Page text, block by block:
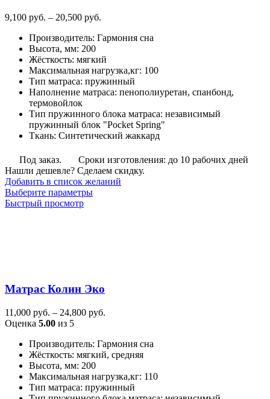
9,100 руб. – 20,500 руб.
9,100
–
20,500
руб.
Производитель: Гармония сна
Высота, мм: 200
Жёсткость: мягкий
Максимальная нагрузка,кг: 100
Тип матраса: пружинный
Наполнение матраса: пенополиуретан, спанбонд,
термовойлок
Тип пружинного блока матраса: независимый
пружинный блок "Pocket Spring"
Ткань: Синтетический жаккард
Под заказ.
Сроки изготовления: до 10 рабочих дней
Нашли дешевле? Сделаем скидку.
Добавить в список желаний
Выберите параметрыЭтот
странице
Быстрый просмотр
Матрас Колин Эко
11,000 руб. – 24,800 руб.
руб.
–
руб.
Оценка 5.00 из 5
Производитель: Гармония сна
Жёсткость: мягкий, средняя
Высота, мм: 200
Максимальная нагрузка,кг: 110
Тип матраса: пружинный